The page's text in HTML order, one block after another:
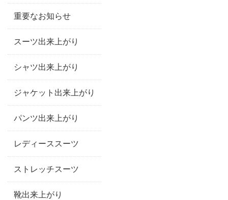
重要なお知らせ
スーツ出来上がり
シャツ出来上がり
ジャケット出来上がり
パンツ出来上がり
レディーススーツ
ストレッチスーツ
靴出来上がり